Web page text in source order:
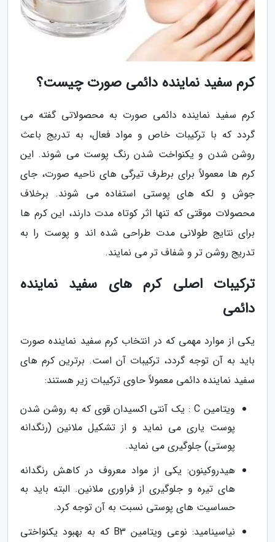
کرم سفید نماینده دائمی صورت چیست؟
کرم سفید نماینده دائمی صورت به محصولاتی گفته می
گردد که با ترکیبات خاص و مواد فعال، به تدریج باعث
روشن شدن و یکنواخت شدن رنگ پوست می شوند. این
کرم ها معمولاً برای برطرف تیرگی های ناحیه صورت، جای
جوش و لکه های پوستی استفاده می شوند. برخلاف
محصولات موقتی که تنها اثر کوتاه مدت دارند، این کرم ها
برای نتایج طولانی مدت طراحی شده اند و پوست را به
تدریج روشن تر و شفاف تر می نمایند.
ترکیبات اصلی کرم های سفید نماینده
دائمی
یکی از موارد مهمی که در انتخاب کرم سفید نماینده صورت
باید به آن توجه گردد، ترکیبات آن است. برترین کرم های
سفید نماینده دائمی معمولاً حاوی ترکیبات زیر هستند:
ویتامین C : یک آنتی اکسیدان قوی که به روشن شدن
پوست یاری می نماید و از تشکیل ملانین (رنگدانه
پوستی) جلوگیری می نماید.
هیدروکینون: یکی از مواد معروف در کاهش رنگدانه
های تیره و جلوگیری از فراوری ملانین. البته باید به
حساسیت های پوستی نسبت به آن توجه کرد.
نیاسینامید: نوعی ویتامین B3 که به بهبود یکنواختی